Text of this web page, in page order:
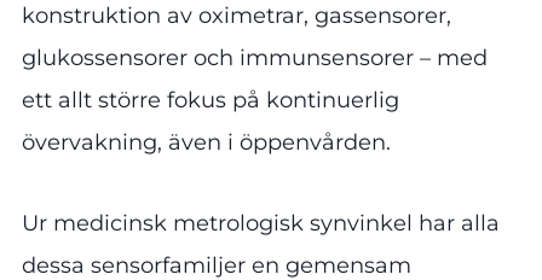
konstruktion av oximetrar, gassensorer,
glukossensorer och immunsensorer – med
ett allt större fokus på kontinuerlig
övervakning, även i öppenvården.
Ur medicinsk metrologisk synvinkel har alla
dessa sensorfamiljer en gemensam